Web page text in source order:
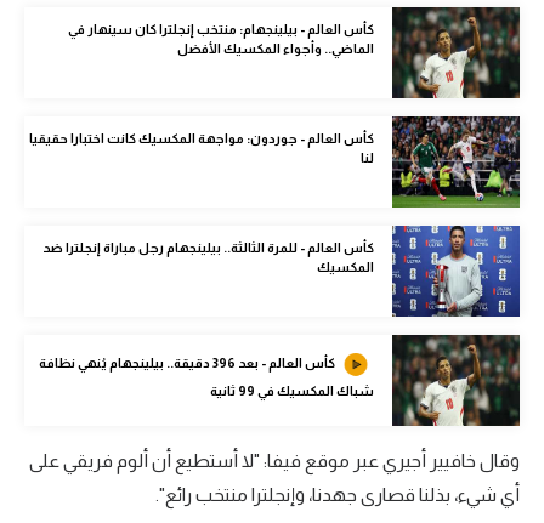
كرة يد
كرة طائرة
الوطن العربي
في المونديال
رياضة نسائية
آسيا
أمريكا
ركن الألعاب
أقسام خاصة
Gamers
كأس العالم - بيلينجهام: منتخب إنجلترا كان سينهار في
الماضي.. وأجواء المكسيك الأفضل
كأس العالم - جوردون: مواجهة المكسيك كانت اختبارا حقيقيا
لنا
كأس العالم - للمرة الثالثة.. بيلينجهام رجل مباراة إنجلترا ضد
المكسيك
كأس العالم - بعد 396 دقيقة.. بيلينجهام يُنهي نظافة
شباك المكسيك في 99 ثانية
وقال خافيير أجيري عبر موقع فيفا: "لا أستطيع أن ألوم فريقي على
أي شيء، بذلنا قصارى جهدنا، وإنجلترا منتخب رائع".